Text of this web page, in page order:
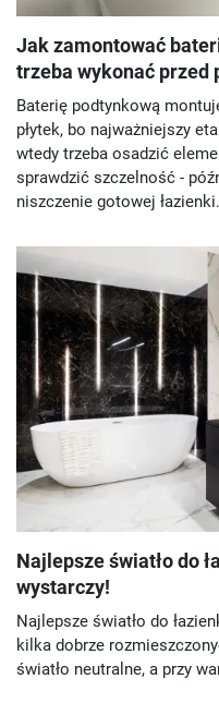
Jak zamontować
trzeba wykonać przed
Baterię podtynkową
płytek, bo najważniejszy
wtedy trzeba osadzić
sprawdzić szczelność -
niszczenie gotowej łazienki.
Najlepsze światło do
wystarczy!
Najlepsze światło do
kilka dobrze
światło neutralne, a przy